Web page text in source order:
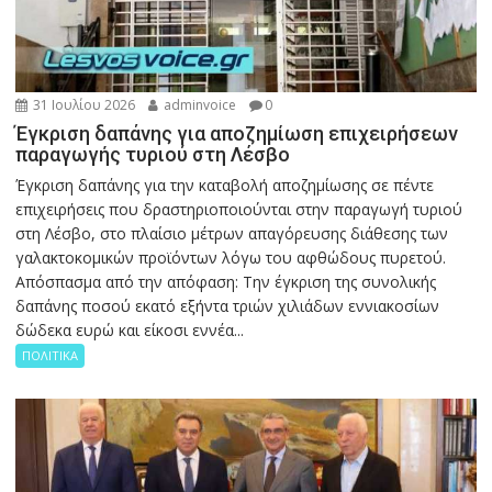
31 Ιουλίου 2026 adminvoice 0
Έγκριση δαπάνης για αποζημίωση επιχειρήσεων
παραγωγής τυριού στη Λέσβο
Έγκριση δαπάνης για την καταβολή αποζημίωσης σε πέντε
επιχειρήσεις που δραστηριοποιούνται στην παραγωγή τυριού
στη Λέσβο, στο πλαίσιο μέτρων απαγόρευσης διάθεσης των
γαλακτοκομικών προϊόντων λόγω του αφθώδους πυρετού.
Απόσπασμα από την απόφαση: Την έγκριση της συνολικής
δαπάνης ποσού εκατό εξήντα τριών χιλιάδων εννιακοσίων
δώδεκα ευρώ και είκοσι εννέα...
ΠΟΛΙΤΙΚΑ